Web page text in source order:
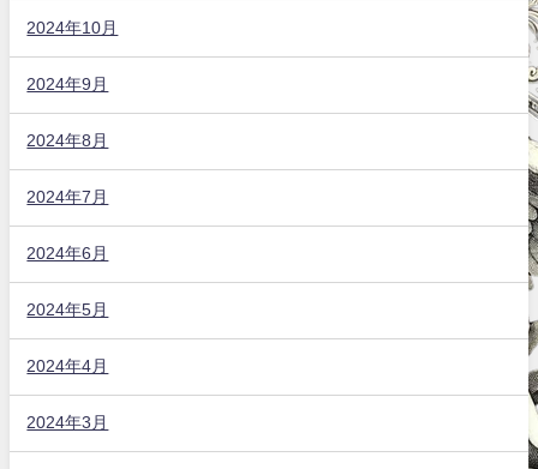
2024年10月
2024年9月
2024年8月
2024年7月
2024年6月
2024年5月
2024年4月
2024年3月